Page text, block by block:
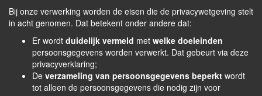
Bij onze verwerking worden de eisen die de privacywetgeving stelt
in acht genomen. Dat betekent onder andere dat:
Er wordt duidelijk vermeld met welke doeleinden
persoonsgegevens worden verwerkt. Dat gebeurt via deze
privacyverklaring;
De verzameling van persoonsgegevens beperkt wordt
tot alleen de persoonsgegevens die nodig zijn voor